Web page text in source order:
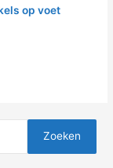
op voet
Zoeken